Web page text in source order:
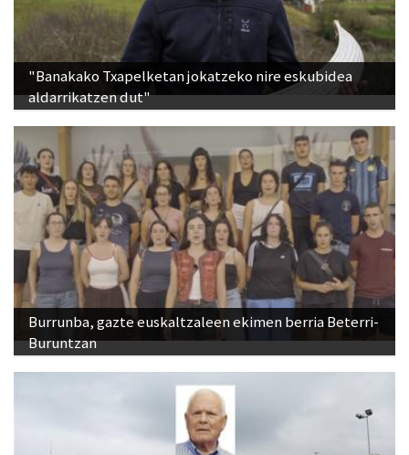
"Banakako Txapelketan jokatzeko nire eskubidea
aldarrikatzen dut"
Burrunba, gazte euskaltzaleen ekimen berria Beterri-
Buruntzan